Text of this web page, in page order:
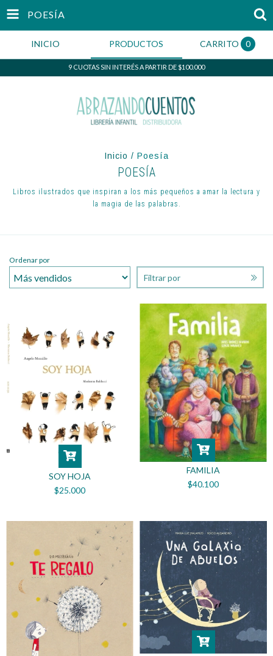
POESÍA
INICIO PRODUCTOS CARRITO 0
9 CUOTAS SIN INTERÉS A PARTIR DE $100.000
Inicio / Poesía
POESÍA
Libros ilustrados que inspiran a los más pequeños a amar la lectura y
la magia de las palabras.
Ordenar por
Filtrar por
SOY HOJA
$25.000
FAMILIA
$40.100